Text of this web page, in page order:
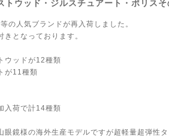
トウッド・ジルスチュアート・ポリスそ
の人気ブランドが再入荷しました。
きとなっております。
ウッドが12種類
が11種類
入荷で計14種類
眼鏡様の海外生産モデルですが超軽量超弾性